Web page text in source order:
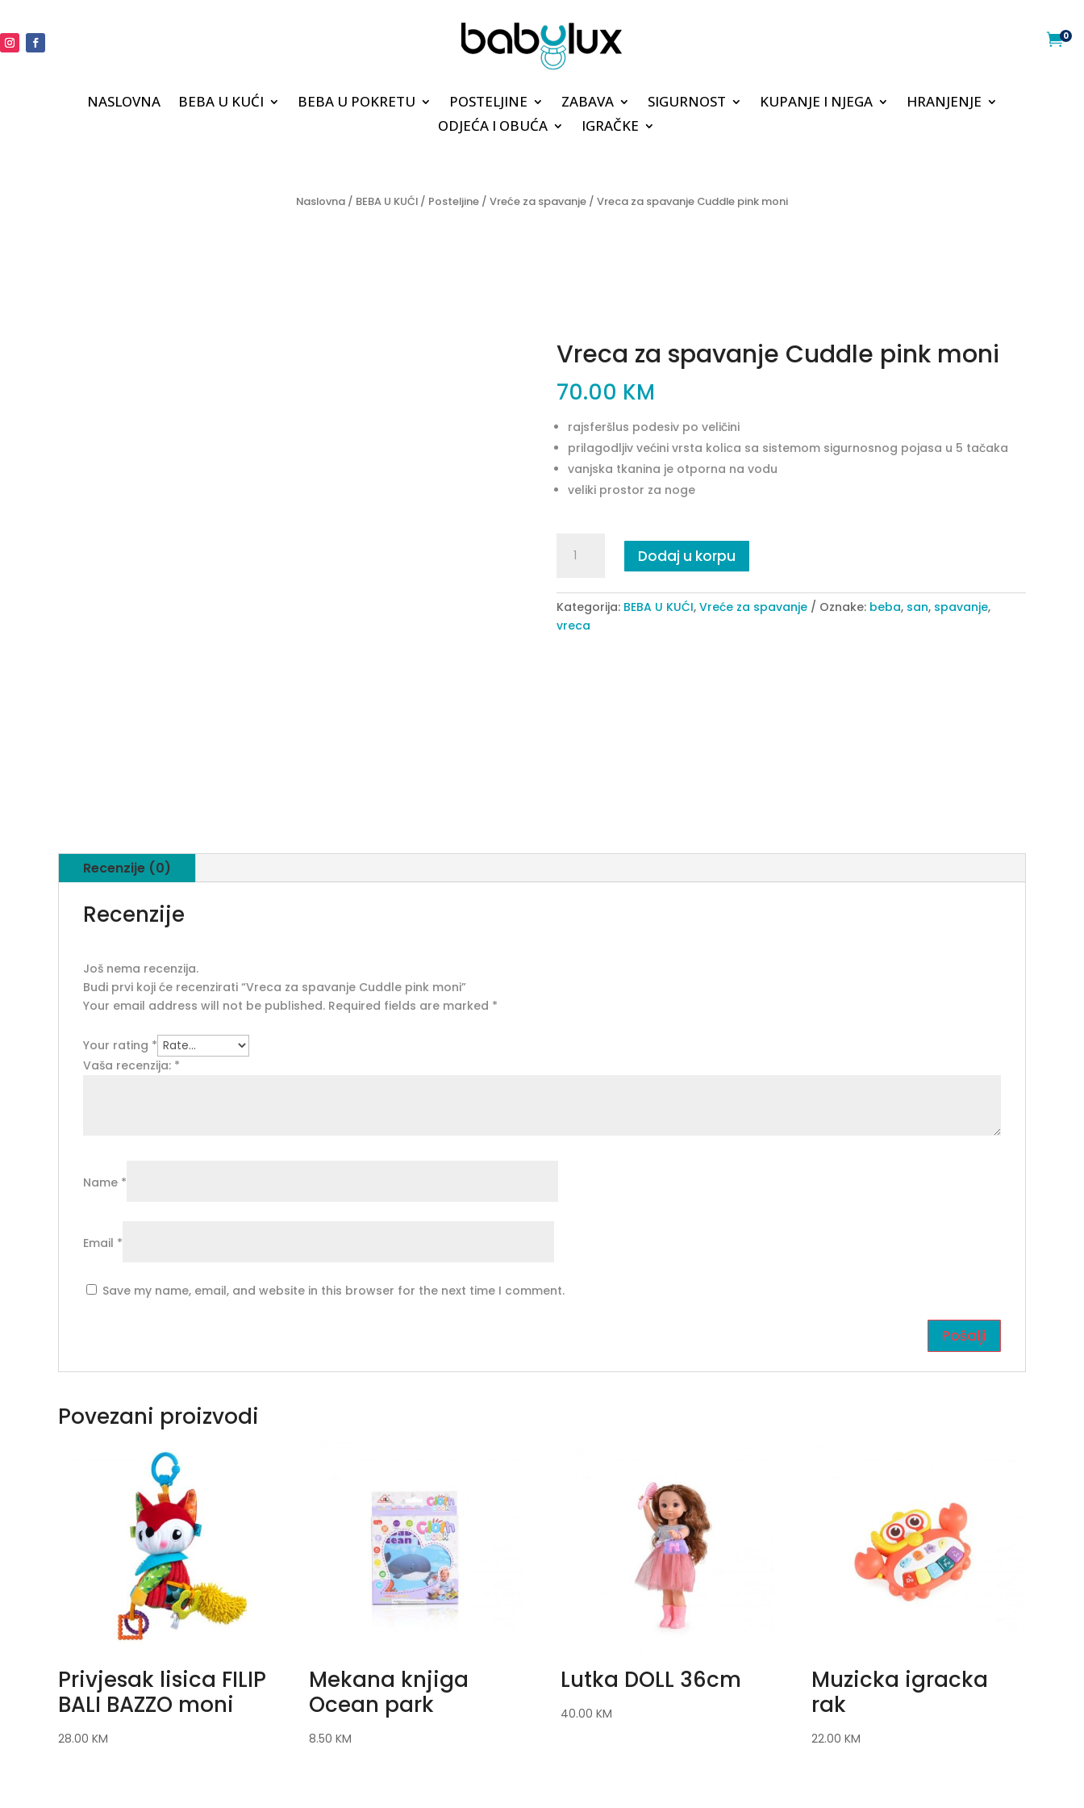
0
NASLOVNA BEBA U KUĆI BEBA U POKRETU POSTELJINE ZABAVA SIGURNOST KUPANJE I NJEGA
HRANJENJE
ODJEĆA I OBUĆA
IGRAČKE
Naslovna / BEBA U KUĆI / Posteljine / Vreće za spavanje / Vreca za spavanje Cuddle pink moni
Vreca za spavanje Cuddle pink moni
70.00 KM
rajsferšlus podesiv po veličini
prilagodljiv većini vrsta kolica sa sistemom sigurnosnog pojasa u 5 tačaka
vanjska tkanina je otporna na vodu
veliki prostor za noge
Cuddle
pink
moni
Dodaj u korpu
Kategorija: BEBA U KUĆI, Vreće za spavanje Oznake: beba, san, spavanje,
vreca
Recenzije (0)
Recenzije
Još nema recenzija.
Budi prvi koji će recenzirati “Vreca za spavanje Cuddle pink moni”
Your email address will not be published. Required fields are marked *
Your rating *
Vaša recenzija: *
Name *
Email *
Save my name, email, and website in this browser for the next time I comment.
Povezani proizvodi
Privjesak lisica FILIP
BALI BAZZO moni
28.00 KM
Mekana knjiga
Ocean park
8.50KM
Lutka DOLL 36cm
40.00 KM
Muzicka igracka
rak
22.00KM